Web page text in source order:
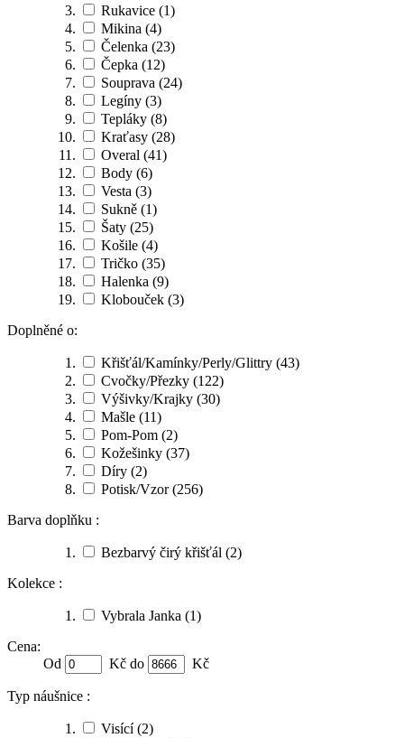
Rukavice (1)
Mikina (4)
Čelenka (23)
Čepka (12)
Souprava (24)
Legíny (3)
Tepláky (8)
Kraťasy (28)
Overal (41)
Body (6)
Vesta (3)
Sukně (1)
Šaty (25)
Košile (4)
Tričko (35)
Halenka (9)
Klobouček (3)
Doplněné o:
Křišťál/Kamínky/Perly/Glittry (43)
Cvočky/Přezky (122)
Výšivky/Krajky (30)
Mašle (11)
Pom-Pom (2)
Kožešinky (37)
Díry (2)
Potisk/Vzor(256)
Barva doplňku :
Bezbarvý čirý křišťál (2)
Kolekce :
Vybrala Janka (1)
Cena:
Od
Kč do Kč
Typ náušnice :
Visící(2)